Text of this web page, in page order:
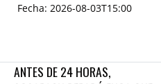
Fecha: 2026-08-03T15:00
ANTES DE 24 HORAS,